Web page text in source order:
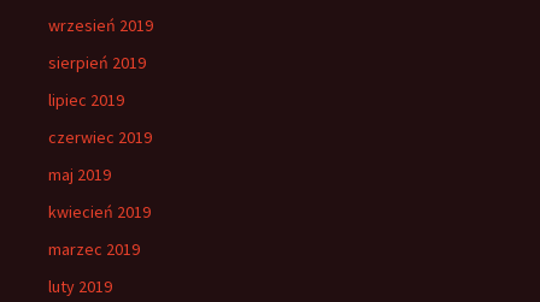
wrzesień 2019
sierpień 2019
lipiec 2019
czerwiec 2019
maj 2019
kwiecień 2019
marzec 2019
luty 2019